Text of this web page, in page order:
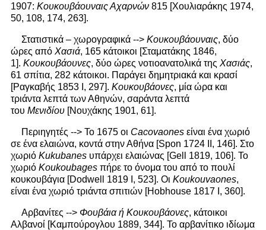
1907: Κουκουβάουναις Αχαρνών815 [Χουλιαράκης 1974,
50, 108, 174, 263].
Στατιστικά – χωρογραφικά -->Κουκουβάουναις, δύο
ώρες από Χασιά, 165 κάτοικοι [Σταματάκης 1846,
1]. Κουκουβάουνες, δύο ώρες νοτιοανατολικά της Χασιάς,
61 σπίτια, 282 κάτοικοι. Παράγει δημητριακά και κρασί
[Ραγκαβής 1853 Ι, 297]. Κουκουβάονες, μία ώρα και
τριάντα λεπτά των Αθηνών, σαράντα λεπτά
του Μενιδίου[Νουχάκης 1901, 61].
Περιηγητές --> Το 1675 οι Cacovaones είναι ένα χωριό
σε ένα ελαιώνα, κοντά στην Αθήνα [Spon 1724 II, 146]. Στο
χωριό Kukubanesυπάρχει ελαιώνας [Gell 1819, 106]. Το
χωριό Koukoubagesπήρε το όνομα του από το πουλί
κουκουβάγια [Dodwell 1819 I, 523]. Οι Koukouvaones,
είναι ένα χωριό τριάντα σπιτιών [Hobhouse 1817 I, 360].
Αρβανίτες --> Φουβάια ή Κουκουβάονες, κάτοικοι
Αλβανοί [Καμπούρογλου 1889, 344]. Το αρβανίτικο ιδίωμα